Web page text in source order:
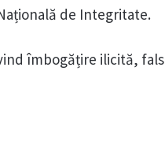
de Integritate.
îmbogățire ilicită, fals